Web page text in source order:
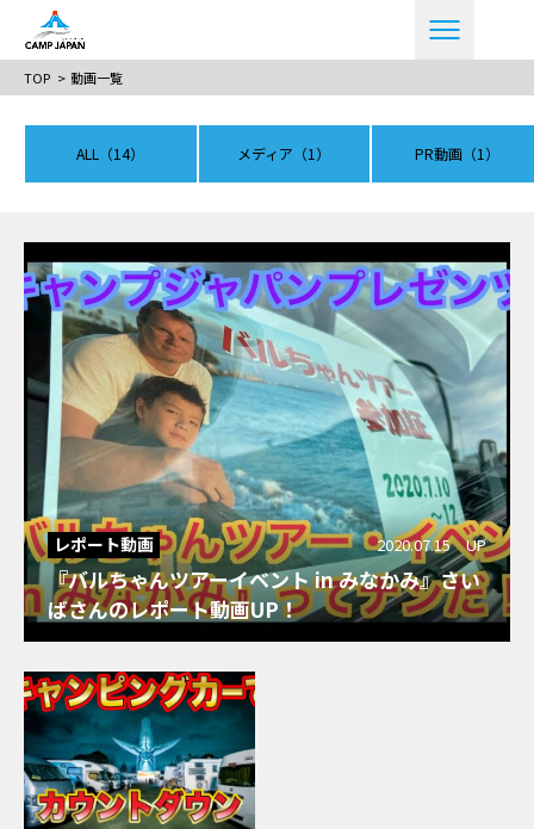
TOP 動画一覧
ALL （14） メディア （1） PR動画 （1）
レポート動画 2020.07.15 UP
『バルちゃんツアーイベント in みなかみ』さい
ばさんのレポート動画UP！